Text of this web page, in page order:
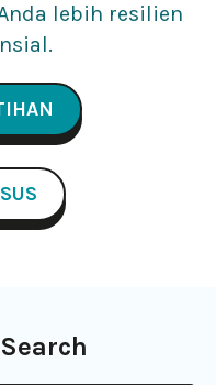
lebih resilien